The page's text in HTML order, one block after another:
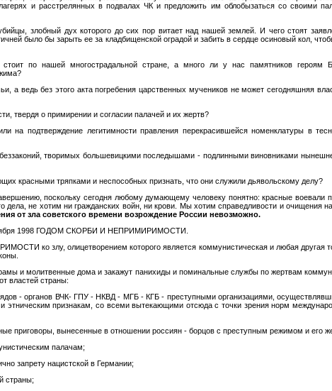
и расстрелянных в подвалах ЧК и предложить им облобызаться со своими
злобный дух которого до сих пор витает над нашей землей. И чего стоят
было бы зарыть ее за кладбищенской оградой и забить в сердце осиновый кол,
по нашей многострадальной стране, а много ли у нас памятников героям
а ведь без этого акта погребения царственных мучеников не может сегодняшняя
твердя о примирении и согласии палачей и их жертв?
на подтверждение легитимности правления перекрасившейся номенклатуры в
творимых большевицкими последышами - подлинными виновниками
красными тряпками и неспособных признать, что они служили дьявольскому делу?
поскольку сегодня любому думающему человеку понятно: красные воевали
дела, не хотим ни гражданских войн, ни крови. Мы хотим справедливости и очищения
от зла советского времени возрождение России невозможно.
1998 ГОДОМ СКОРБИ И НЕПРИМИРИМОСТИ.
ко злу, олицетворением которого является коммунистическая и любая другая
и молитвенные дома и закажут панихиды и поминальные службы по жертвам
властей страны:
- органов ВЧК- ГПУ - НКВД - МГБ - КГБ - преступными организациями,
этническим признакам, со всеми вытекающими отсюда с точки зрения норм
приговоры, вынесенные в отношении россиян - борцов с преступным режимом и его
палачам;
запрету нацистской в Германии;
страны;